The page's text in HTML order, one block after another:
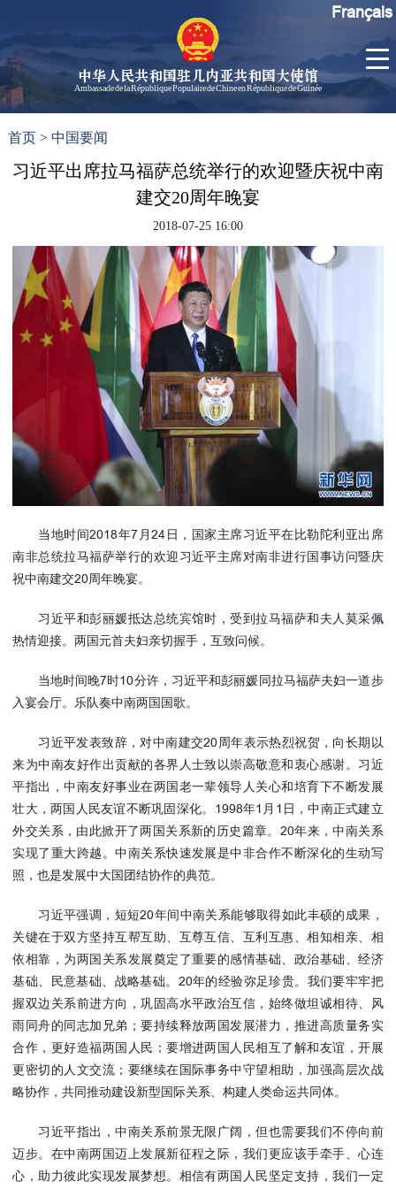
中华人民共和国驻几内亚共和国大使馆
Ambassade de la République Populaire de Chine en République de Guinée
大使信
息
辞
孙勇大
使简历
中国历
任驻几
内亚大
使
使馆信
息
式
影
几
Français
首页 >中国要闻
习近平出席拉马福萨总统举行的欢迎暨庆祝中南
建交20周年晚宴
2018-07-25 16:00
当地时间2018年7月24日，国家主席习近平在比勒陀利亚出席
南非总统拉马福萨举行的欢迎习近平主席对南非进行国事访问暨庆
祝中南建交20周年晚宴。
习近平和彭丽媛抵达总统宾馆时，受到拉马福萨和夫人莫采佩
热情迎接。两国元首夫妇亲切握手，互致问候。
当地时间晚7时10分许，习近平和彭丽媛同拉马福萨夫妇一道步
入宴会厅。乐队奏中南两国国歌。
习近平发表致辞，对中南建交20周年表示热烈祝贺，向长期以
来为中南友好作出贡献的各界人士致以崇高敬意和衷心感谢。习近
平指出，中南友好事业在两国老一辈领导人关心和培育下不断发展
壮大，两国人民友谊不断巩固深化。1998年1月1日，中南正式建立
外交关系，由此掀开了两国关系新的历史篇章。20年来，中南关系
实现了重大跨越。中南关系快速发展是中非合作不断深化的生动写
照，也是发展中大国团结协作的典范。
习近平强调，短短20年间中南关系能够取得如此丰硕的成果，
关键在于双方坚持互帮互助、互尊互信、互利互惠、相知相亲、相
依相靠，为两国关系发展奠定了重要的感情基础、政治基础、经济
基础、民意基础、战略基础。20年的经验弥足珍贵。我们要牢牢把
握双边关系前进方向，巩固高水平政治互信，始终做坦诚相待、风
雨同舟的同志加兄弟；要持续释放两国发展潜力，推进高质量务实
合作，更好造福两国人民；要增进两国人民相互了解和友谊，开展
更密切的人文交流；要继续在国际事务中守望相助，加强高层次战
略协作，共同推动建设新型国际关系、构建人类命运共同体。
习近平指出，中南关系前景无限广阔，但也需要我们不停向前
迈步。在中南两国迈上发展新征程之际，我们更应该手牵手、心连
心，助力彼此实现发展梦想。相信有两国人民坚定支持，我们一定